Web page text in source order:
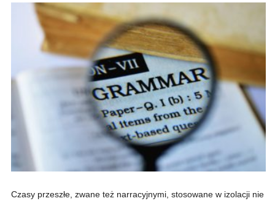
Czasy przeszłe, zwane też narracyjnymi, stosowane w izolacji nie